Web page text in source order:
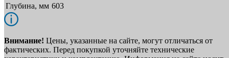
Глубина, мм 603
Внимание! Цены, указанные на сайте, могут отличаться от
фактических. Перед покупкой уточняйте технические